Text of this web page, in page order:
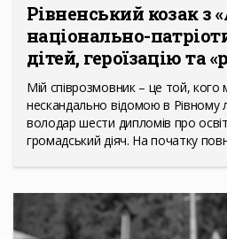
Рівненський козак з
національно-
дітей, героїзацію та
Мій співрозмовник – це той,
нескандально відомою в
володар шести дипломів про
громадський діяч. На початку